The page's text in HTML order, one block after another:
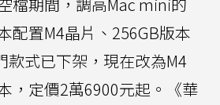
配置M4晶片、256GB版本
款式已下架，現在改為M4
，定價2萬6900元起。《華